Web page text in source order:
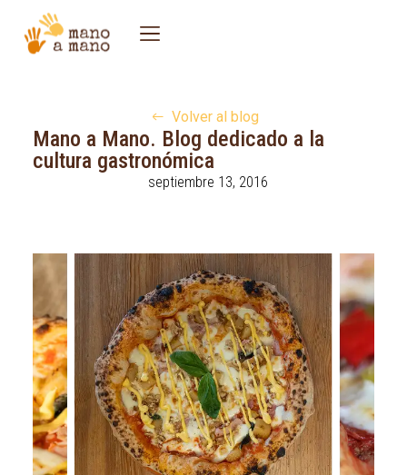
Volver al blog
Mano a Mano. Blog dedicado a la
cultura gastronómica
septiembre 13, 2016